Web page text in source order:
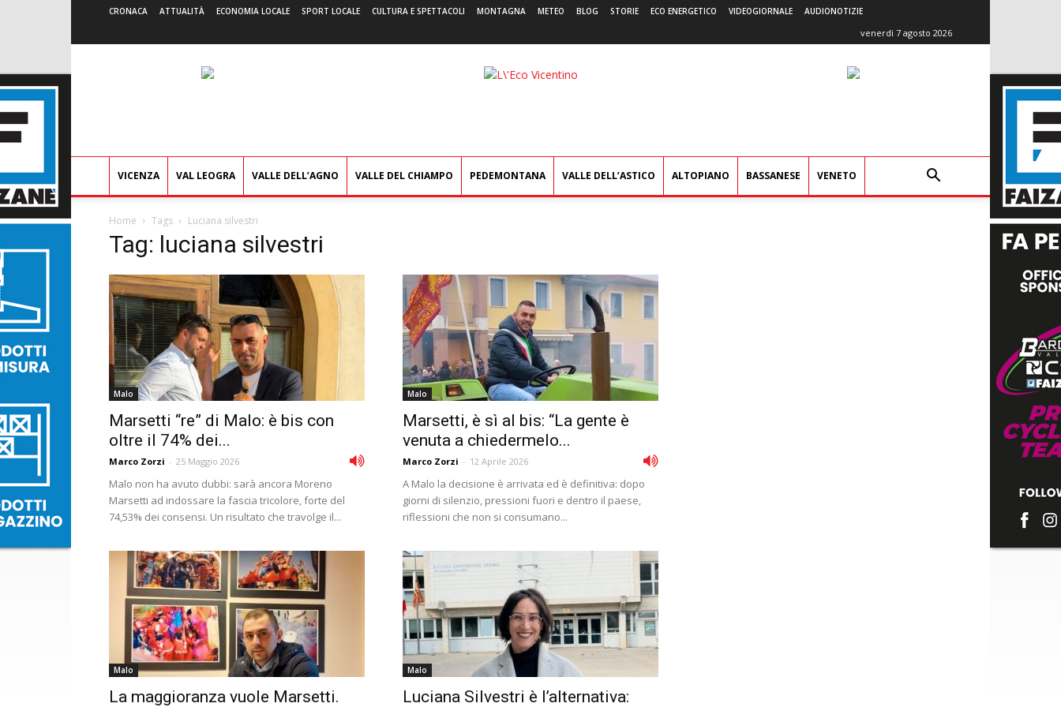
CRONACA ATTUALITÀ ECONOMIA LOCALE SPORT LOCALE CULTURA E SPETTACOLI MONTAGNA METEO BLOG STORIE ECO ENERGETICO VIDEOGIORNALE AUDIONOTIZIE
venerdì 7 agosto 2026
L'Eco
VICENZA VAL LEOGRA VALLE DELL’AGNO VALLE DEL CHIAMPO PEDEMONTANA VALLE DELL’ASTICO ALTOPIANO BASSANESE VENETO
Home Tags Luciana silvestri
Tag: luciana silvestri
Malo
Marsetti “re” di Malo: è bis con
oltre il 74% dei...
Marco Zorzi - 25 Maggio 2026
Malo non ha avuto dubbi: sarà ancora Moreno
Marsetti ad indossare la fascia tricolore, forte del
74,53% dei consensi. Un risultato che travolge il...
Malo
Marsetti, è sì al bis: “La gente è
venuta a chiedermelo...
Marco Zorzi - 12 Aprile 2026
A Malo la decisione è arrivata ed è definitiva: dopo
giorni di silenzio, pressioni fuori e dentro il paese,
riflessioni che non si consumano...
Malo
La maggioranza vuole Marsetti.
Malo
Luciana Silvestri è l’alternativa: